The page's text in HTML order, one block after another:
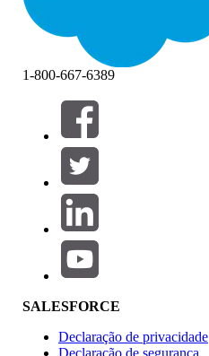
Filtros (0)
SELECIONAR FILTROS
Área de produtos
Impacto do recurso
1-800-667-6389
SALESFORCE
Declaração de privacidade
Declaração de segurança